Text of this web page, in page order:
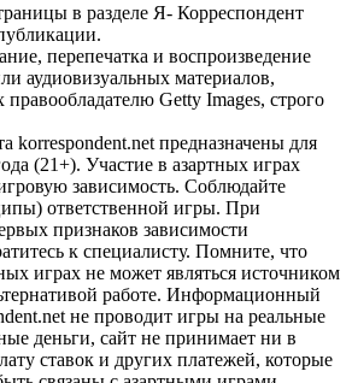
в разделе Я- Корреспондент
перепечатка и воспроизведение
аудиовизуальных материалов,
Getty Images, строго
korrespondent.net предназначены для
(21+). Участие в азартных играх
зависимость. Соблюдайте
ответственной игры. При
признаков зависимости
к специалисту. Помните, что
играх не может являться источником
работе. Информационный
не проводит игры на реальные
деньги, сайт не принимает ни в
ставок и других платежей, которые